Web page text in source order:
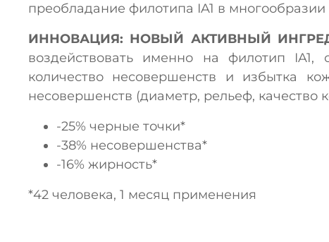
преобладание филотипа IA1 в
ИННОВАЦИЯ: НОВЫЙ АКТИВНЫЙ
воздействовать именно на филотип
количество несовершенств и избытка
несовершенств (диаметр, рельеф,
-25% черные точки*
-38% несовершенства*
-16% жирность*
*42 человека, 1 месяц применения